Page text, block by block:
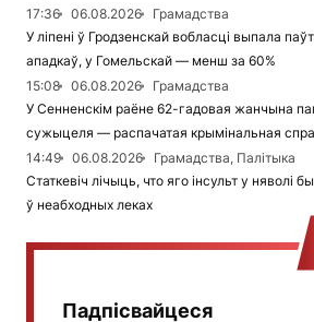
17:36
06.08.2026
Грамадства
У ліпені ў Гродзенскай вобласці выпала
ападкаў, у Гомельскай — менш за 60%
15:08
06.08.2026
Грамадства
У Сенненскім раёне 62-гадовая жанчына
сужыцеля — распачатая крымінальная
14:49
06.08.2026
Грамадства, Палітыка
Статкевіч лічыць, что яго інсульт у няволі
ў неабходных леках
Падпісвайцеся